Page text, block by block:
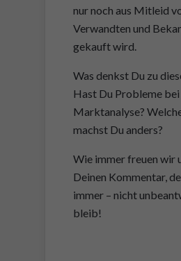
nur noch aus Mitleid
Verwandten und
gekauft wird.
Was denkst Du zu
Hast Du Probleme
Marktanalyse?
machst Du anders?
Wie immer freuen wir
Deinen Kommentar,
immer – nicht
bleib!